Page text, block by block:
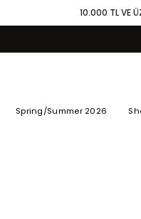
10.000 TL VE
Spring/Summer 2026